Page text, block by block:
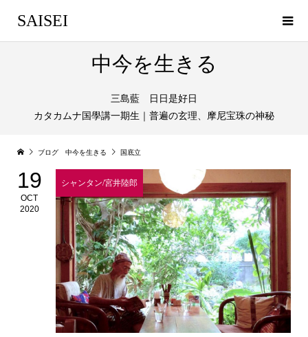
SAISEI
中今を生きる
三島藍 日日是好日
カタカムナ国學講一期生｜普遍の玄理、摩尼宝珠の神秘
ブログ 中今を生きる 国底立
19
OCT
2020
シャンタン/宮井陸郎